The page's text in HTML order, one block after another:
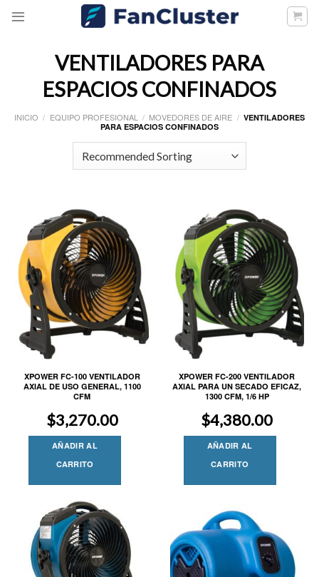
VENTILADORES PARA
ESPACIOS CONFINADOS
INICIO / EQUIPO PROFESIONAL / MOVEDORES DE AIRE / VENTILADORES
PARA ESPACIOS CONFINADOS
XPOWER FC-100 VENTILADOR
AXIAL DE USO GENERAL, 1100
CFM
$3,270.00
AÑADIR AL
CARRITO
XPOWER FC-200 VENTILADOR
AXIAL PARA UN SECADO EFICAZ,
1300 CFM, 1/6 HP
$4,380.00
AÑADIR AL
CARRITO